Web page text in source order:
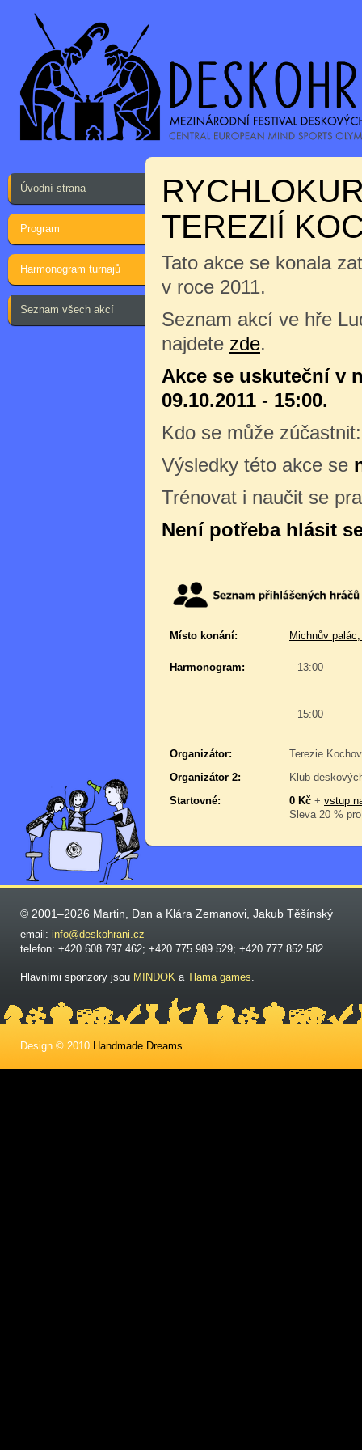
Úvodní strana
Program
Harmonogram turnajů
Seznam všech akcí
TEREZIÍ
Tato akce se konala
v roce 2011.
Seznam akcí ve hře
najdete zde.
Akce se uskuteční v
09.10.2011 - 15:00.
Kdo se může
Výsledky této akce se
Trénovat i naučit se
Není potřeba hlásit
Místo konání: Michnův
Harmonogram: 13:00
15:00
Organizátor:
Terezie
Organizátor 2:
Klub
Startovné:
0 Kč + vstup
Sleva 20 %
© 2001–2026 Martin, Dan a Klára Zemanovi, Jakub Těšínský
email: info@deskohrani.cz
telefon: +420 608 797 462; +420 775 989 529; +420 777 852 582
Hlavními sponzory jsou MINDOK a Tlama games.
Design © 2010 Handmade Dreams